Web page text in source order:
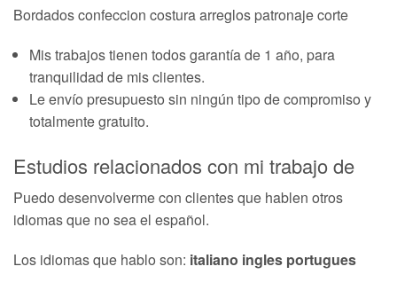
Bordados confeccion costura arreglos patronaje corte
Mis trabajos tienen todos garantía de 1 año, para
tranquilidad de mis clientes.
Le envío presupuesto sin ningún tipo de compromiso y
totalmente gratuito.
Estudios relacionados con mi trabajo de
Puedo desenvolverme con clientes que hablen otros
idiomas que no sea el español.
Los idiomas que hablo son: italiano ingles portugues